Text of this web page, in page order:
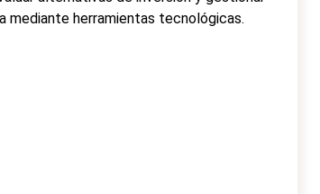
mediante herramientas tecnológicas.